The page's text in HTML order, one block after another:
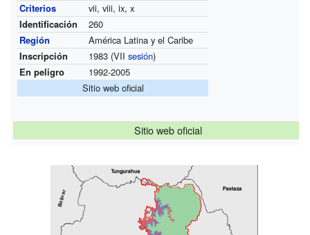
Criterios
vii, viii, ix, x
Identificación
260
Región
América Latina y el Caribe
Inscripción
1983 (VII sesión)
En peligro
1992-2005
Sitio web oficial
Sitio web oficial